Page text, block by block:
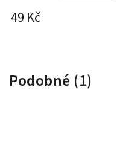
49 Kč
Podobné (1)